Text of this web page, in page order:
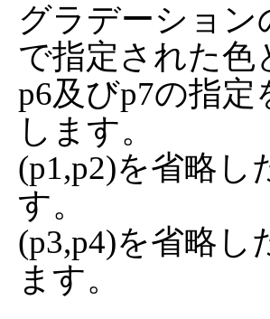
グラデーション
で指定された色
p6及びp7の指
します。
(p1,p2)を省略し
す。
(p3,p4)を省略
ます。